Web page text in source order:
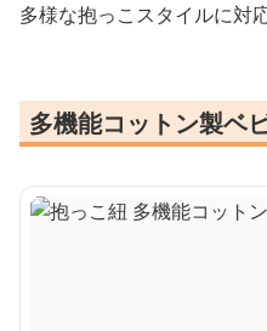
多様な抱っこスタイルに対
多機能コットン製ベ